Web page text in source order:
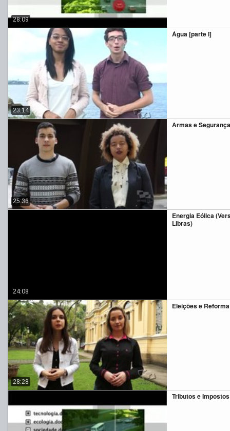
28:09
Água [parte I]
23:14
Armas e Segurança
25:36
Energia Eólica
Libras)
24:08
Eleições e
28:28
Tributos e